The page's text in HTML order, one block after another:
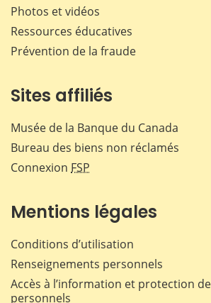
Photos et vidéos
Ressources éducatives
Prévention de la fraude
Sites affiliés
Musée de la Banque du Canada
Bureau des biens non réclamés
Connexion FSP
Mentions légales
Conditions d’utilisation
Renseignements personnels
Accès à l’information et protection
personnels